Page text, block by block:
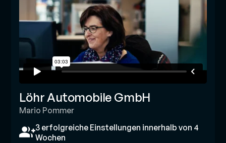
Löhr Automobile GmbH
Mario Pommer
3 erfolgreiche Einstellungen innerhalb von 4
Wochen